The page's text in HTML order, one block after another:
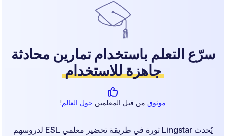
سرّع التعلم باستخدام تمارين محادثة
جاهزة للاستخدام
موثوق من قبل المعلمين حول العالم!
يُحدث Lingstar ثورة في طريقة تحضير معلمي ESL لدروسهم